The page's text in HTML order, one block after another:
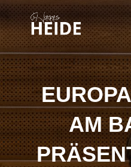
AM